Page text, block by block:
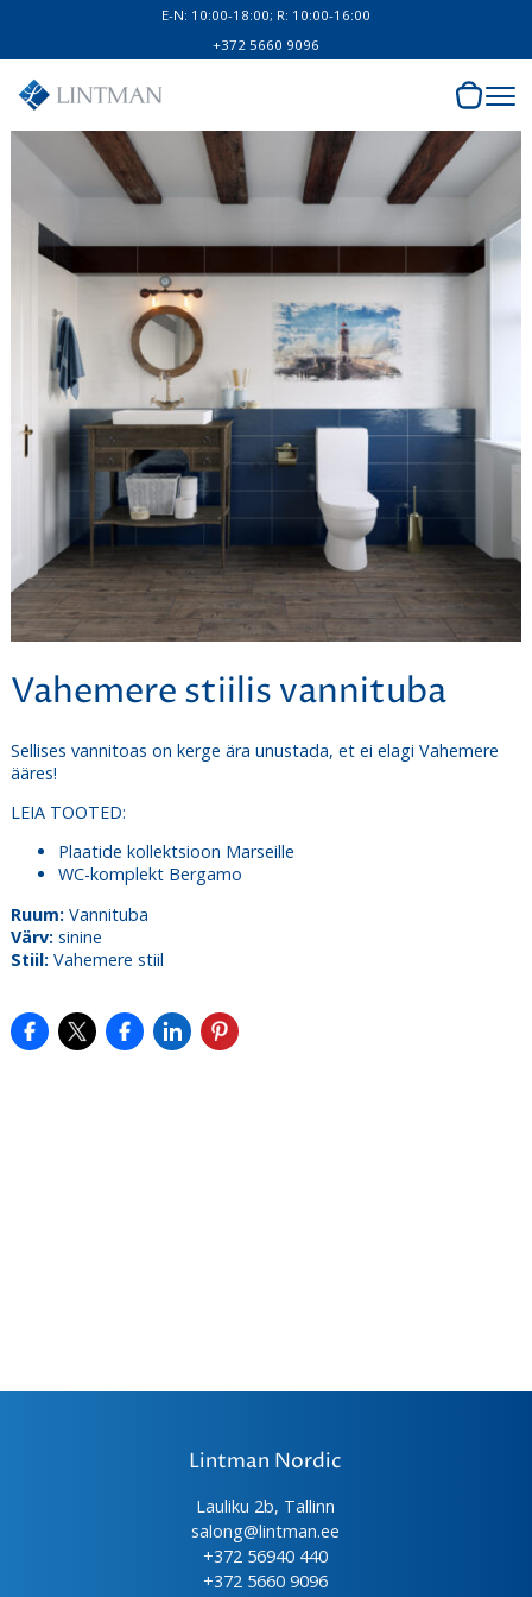
E-N: 10:00-18:00; R: 10:00-16:00
+372 5660 9096
Vahemere stiilis vannituba
Sellises vannitoas on kerge ära unustada, et ei elagi Vahemere
ääres!
LEIA TOOTED:
Plaatide kollektsioon Marseille
WC-komplekt Bergamo
Ruum:Vannituba
Värv:sinine
Stiil:Vahemere stiil
Lintman Nordic
Lauliku 2b, Tallinn
salong@lintman.ee
+372 56940 440
+372 5660 9096